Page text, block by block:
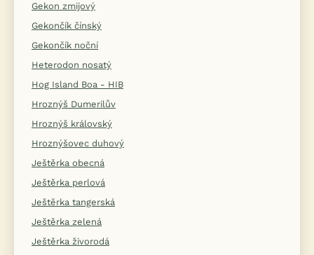
Gekon zmijový
Gekončík čínský
Gekončík noční
Heterodon nosatý
Hog Island Boa - HIB
Hroznýš Dumerilův
Hroznýš královský
Hroznýšovec duhový
Ještěrka obecná
Ještěrka perlová
Ještěrka tangerská
Ještěrka zelená
Ještěrka živorodá